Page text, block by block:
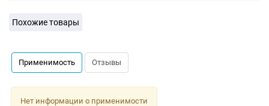
Похожие товары
Применимость Отзывы
Нет информации о применимости